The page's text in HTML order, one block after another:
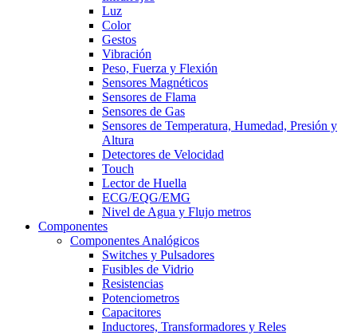
Luz
Color
Gestos
Vibración
Peso, Fuerza y Flexión
Sensores Magnéticos
Sensores de Flama
Sensores de Gas
Sensores de Temperatura, Humedad, Presión y
Altura
Detectores de Velocidad
Touch
Lector de Huella
ECG/EQG/EMG
Nivel de Agua y Flujo metros
Componentes
Componentes Analógicos
Switches y Pulsadores
Fusibles de Vidrio
Resistencias
Potenciometros
Capacitores
Inductores, Transformadores y Reles